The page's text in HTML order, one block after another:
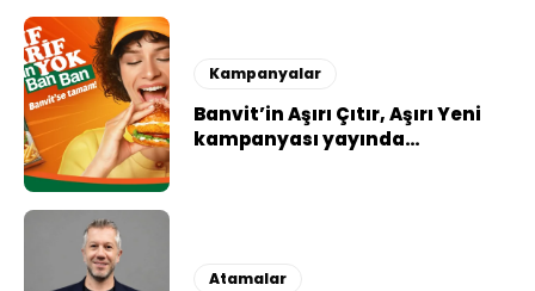
Kampanyalar
Banvit’in Aşırı Çıtır, Aşırı Yeni
kampanyası yayında…
Atamalar